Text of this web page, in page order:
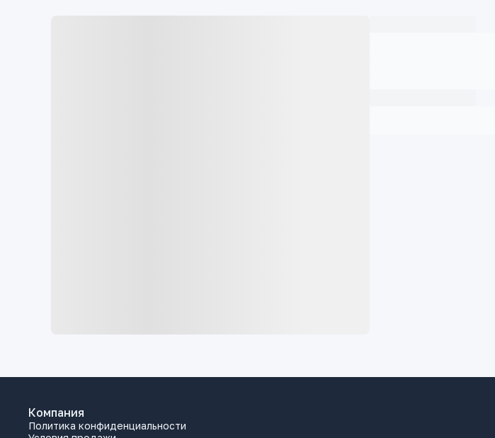
Компания
Политика конфиденциальности